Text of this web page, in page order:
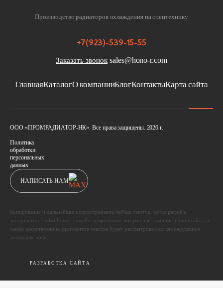
Производство радиаторов охлаждения на спецтехнику
ГлавнаяКаталогО компанииБлогКонтактыКарта сайта
+7(923)-539-15-55
Заказать звонок sales@hono-r.com
ООО «ПРОМРАДИАТОР-НК». Все права защищены. 2026 г.
Политика
обработки
персональных
данных
НАПИСАТЬ НАМ
Копирование и дальнейшее испространение любых текстов, фотографий и
материалов с сайта hono-r.com без разрешения авторов или администрации сайта, а
также заимствование фрагментов текстов будет рассматриваться как нарушение
авторских прав.
РАЗРАБОТКА САЙТА